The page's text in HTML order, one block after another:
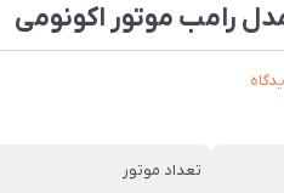
رامب موتور اکونومی
تعداد موتور